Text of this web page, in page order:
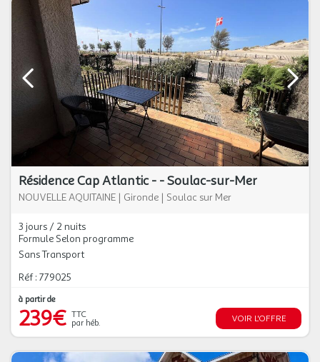
Résidence Cap Atlantic - - Soulac-sur-Mer
NOUVELLE AQUITAINE | Gironde | Soulac sur Mer
3 jours / 2 nuits
Formule Selon programme
Sans Transport
Réf : 779025
à partir de
239€ TTC
par héb.
VOIR L'OFFRE